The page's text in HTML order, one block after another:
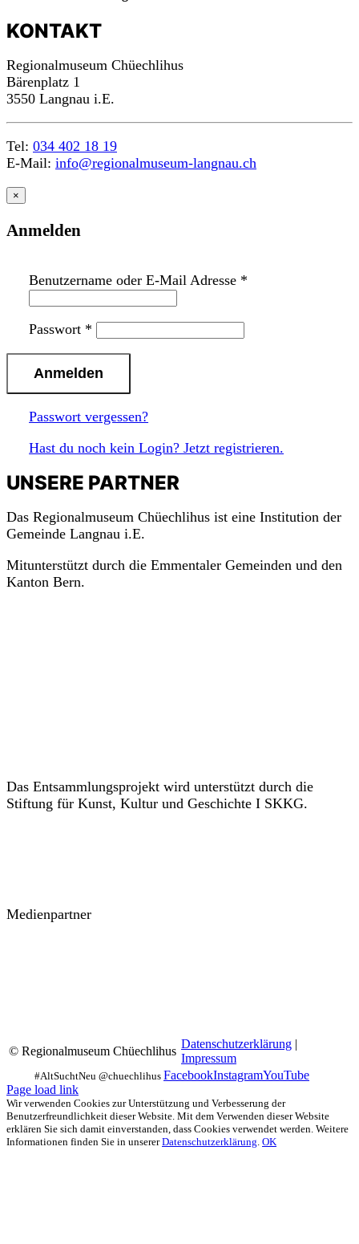
KONTAKT
Regionalmuseum Chüechlihus
Bärenplatz 1
3550 Langnau i.E.
Tel: 034 402 18 19
E-Mail: info@regionalmuseum-langnau.ch
×
Anmelden
Benutzername oder E-Mail Adresse *
Passwort *
Passwort vergessen?
Hast du noch kein Login? Jetzt registrieren.
UNSERE PARTNER
Das Regionalmuseum Chüechlihus ist eine Institution der
Gemeinde Langnau i.E.
Mitunterstützt durch die Emmentaler Gemeinden und den
Kanton Bern.
Das Entsammlungsprojekt wird unterstützt durch die
Stiftung für Kunst, Kultur und Geschichte I SKKG.
Medienpartner
© Regionalmuseum Chüechlihus
Datenschutzerklärung |
Impressum
FacebookInstagramYouTube
Page load link
Wir verwenden Cookies zur Unterstützung und Verbesserung der
Benutzerfreundlichkeit dieser Website. Mit dem Verwenden dieser Website
erklären Sie sich damit einverstanden, dass Cookies verwendet werden. Weitere
Informationen finden Sie in unsererDatenschutzerklärung. OK